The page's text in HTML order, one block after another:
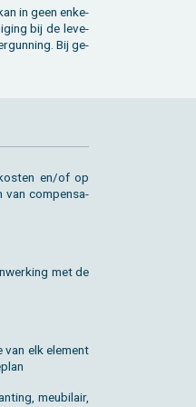
en/of op
van com­pen­sa­
met de
van elk ele­ment
meu­bi­lair,